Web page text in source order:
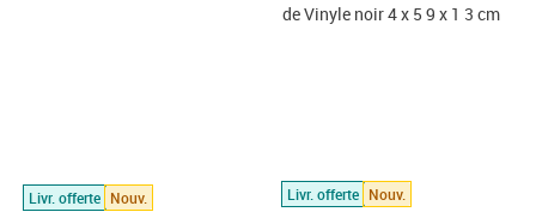
Livr. offerte Nouv.
Livr. offerte Nouv.